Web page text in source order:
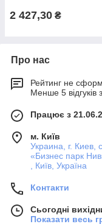
2 427,30 ₴
Про нас
Рейтинг не
Менше 5 відгуків
Працює з
м. Київ
Украина, г. Киев,
«Бизнес парк
, Київ, Україна
Контакти
Сьогодні
Показати весь